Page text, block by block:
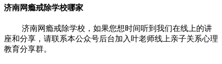
济南网瘾戒除学校哪家
济南网瘾戒除学校，如果您想时间听到我们在线上的讲
座和分享，请联系本公众号后台加入叶老师线上亲子关系心理
教育分享群。